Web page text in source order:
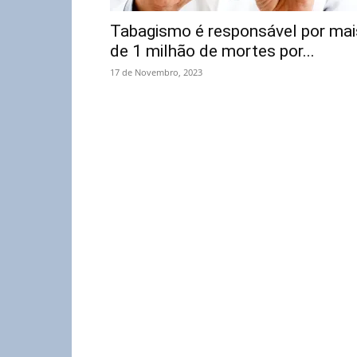
Tabagismo é responsável por
de 1 milhão de mortes por...
17 de Novembro, 2023